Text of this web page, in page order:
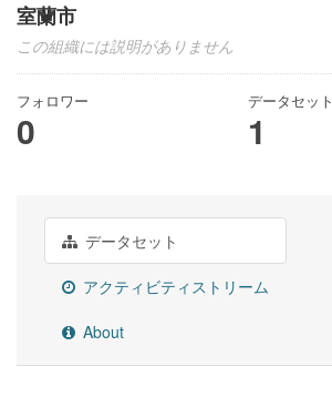
室蘭市
この組織には説明がありません
フォロワー
0
データセット
1
データセット
アクティビティストリーム
About